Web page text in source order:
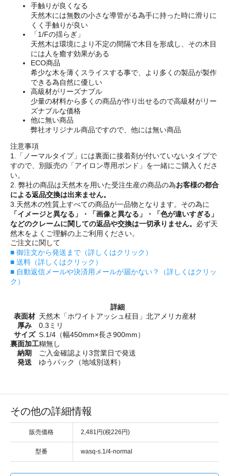
手触りが良くなる
天然木には無数の小さな導管がる為手に持った時に滑りに
くく手触りが良い
「1/Fの揺らぎ」
天然木は環境により不定の間隔で木目を形成し、その木目
には人を癒す効果がある
ECO商品
希少な木を薄くスライスする事で、より多くの製品が製作
できる為自然に優しい
高級材がリーズナブル
少量の材料から多くの商品が作り出せるので高級材がリー
ズナブルな価格
他に無い商品
弊社オリジナル商品ですので、他には無い商品
注意事項
1.「ノーマルタイプ」には裏面に接着剤が付いていないタイプで
すので、別販売の「アイロン専用ボンド」を一緒にご購入くださ
い。
2. 弊社の商品は天然木を用いた受注生産の商品の為お客様の都合
による返品交換は出来ません。
3.天然木の性質上すべての商品が一品物となります。その為に
「イメージと異なる」・「画像と異なる」・「色が違いすぎる」
などのクレームに関しての返品や交換は一切承りません。 必ず天
然木をよくご理解の上ご利用ください。
ご注文に関して
■ 御注文から発送まで（詳しくはクリック）
■ 送料（詳しくはクリック）
■ 自動返信メールや決済用メールが届かない？（詳しくはクリッ
ク）
詳細
表面材 天然木「ホワイトアッシュ柾目」北アメリカ産材
厚み
0.3ミリ
サイズ S.1/4（幅450mm×長さ900mm）
裏面加工糊無し
納期
ご入金確認より3営業日で発送
発送
ゆうパック（地域別送料）
その他の詳細情報
販売価格 2,481円(税226円)
型番 wasq-s.1/4-normal